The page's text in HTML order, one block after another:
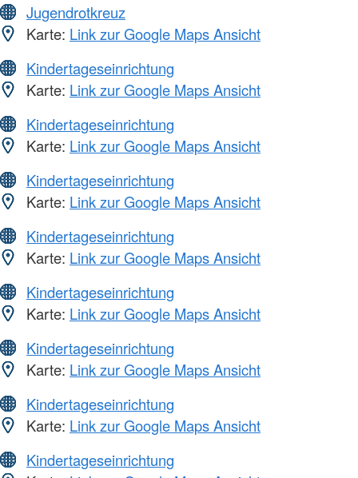
Jugendrotkreuz
Karte: Link zur Google Maps Ansicht
Kindertageseinrichtung
Karte: Link zur Google Maps Ansicht
Kindertageseinrichtung
Karte: Link zur Google Maps Ansicht
Kindertageseinrichtung
Karte: Link zur Google Maps Ansicht
Kindertageseinrichtung
Karte: Link zur Google Maps Ansicht
Kindertageseinrichtung
Karte: Link zur Google Maps Ansicht
Kindertageseinrichtung
Karte: Link zur Google Maps Ansicht
Kindertageseinrichtung
Karte: Link zur Google Maps Ansicht
Kindertageseinrichtung